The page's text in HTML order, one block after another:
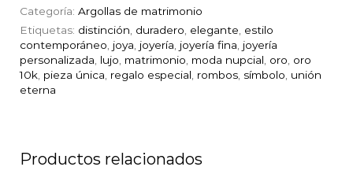
Categoría:Argollas de matrimonio
Etiquetas: distinción duradero elegante estilo
contemporáneo joya joyería joyería fina joyería
personalizada lujo matrimonio moda nupcial oro oro
10k pieza única regalo especial rombos símbolo unión
eterna
Productos relacionados